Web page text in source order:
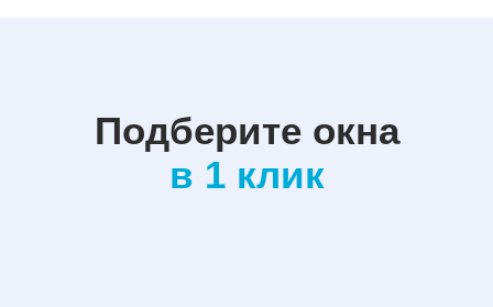
Подберите окна
в 1 клик